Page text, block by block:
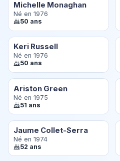
Michelle Monaghan
Né en 1976
50 ans
Keri Russell
Né en 1976
50 ans
Ariston Green
Né en 1975
51 ans
Jaume Collet-Serra
Né en 1974
52 ans